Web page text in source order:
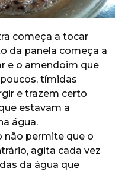
começa a tocar
da panela começa a
e o amendoim que
tímidas
e trazem certo
estavam a
água.
não permite que o
agita cada vez
da água que